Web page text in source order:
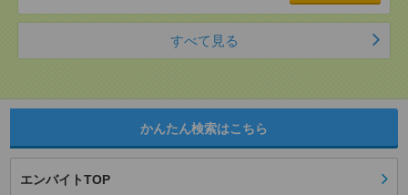
すべて見る
かんたん検索はこちら
エンバイトTOP